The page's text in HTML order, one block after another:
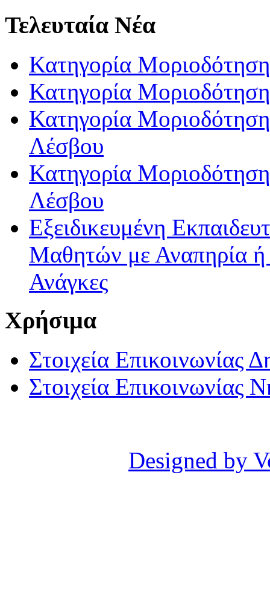
Τελευταία Νέα
Κατηγορία
Κατηγορία
Κατηγορία
Λέσβου
Κατηγορία
Λέσβου
Εξειδικευμένη
Μαθητών με Αναπηρία ή /
Ανάγκες
Χρήσιμα
Στοιχεία Επικοινωνίας
Στοιχεία Επικοινωνίας
Designed by